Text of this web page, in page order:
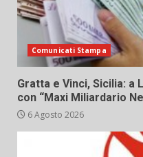
Comunicati Stampa
Gratta e Vinci, Sicilia: a
con “Maxi Miliardario
6 Agosto 2026